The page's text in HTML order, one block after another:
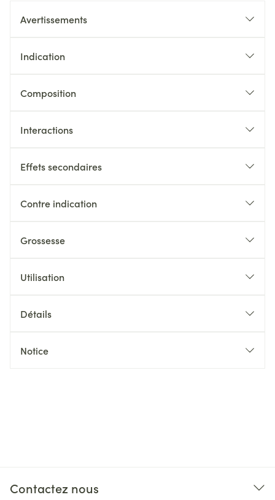
Avertissements
Indication
Composition
Interactions
Effets secondaires
Contre indication
Grossesse
Utilisation
Détails
Notice
Contactez nous